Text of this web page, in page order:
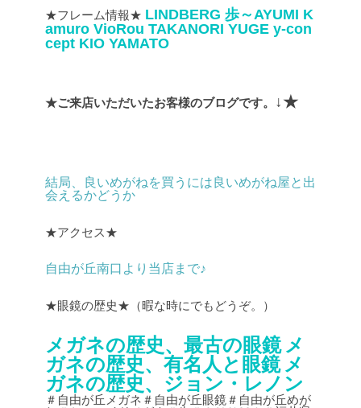
★フレーム情報★ LINDBERG 歩～AYUMI K
amuro VioRou TAKANORI YUGE y-con
cept KIO YAMATO
★ご来店いただいたお客様のブログです。 ↓★
結局、良いめがねを買うには良いめがね屋と出
会えるかどうか
★アクセス★
自由が丘南口より当店まで♪
★眼鏡の歴史★（暇な時にでもどうぞ。）
メガネの歴史、最古の眼鏡 メ
ガネの歴史、有名人と眼鏡 メ
ガネの歴史、ジョン・レノン
＃自由が丘メガネ＃自由が丘眼鏡＃自由が丘めが